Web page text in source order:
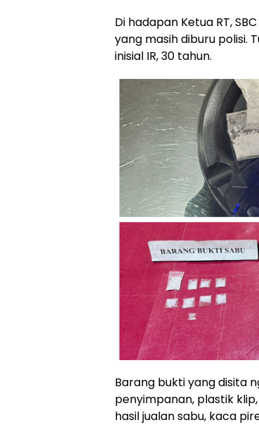
Di hadapan Ketua RT,
yang masih diburu polisi.
inisial IR, 30 tahun.
Barang bukti yang disita
penyimpanan, plastik klip,
hasil jualan sabu, kaca